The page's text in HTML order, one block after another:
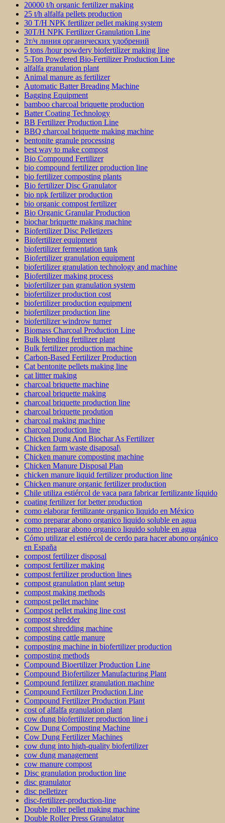
20000 t/h organic fertilizer making
25 t/h alfalfa pellets production
30 T/H NPK fertilizer pellet making system
30T/H NPK Fertilizer Granulation Line
3т/ч линия органических удобрений
5 tons /hour powdery biofertilizer making line
5-Ton Powdered Bio-Fertilizer Production Line
alfalfa granulation plant
Animal manure as fertilizer
Automatic Batter Breading Machine
Bagging Equipment
bamboo charcoal briquette production
Batter Coating Technology
BB Fertilizer Production Line
BBQ charcoal briquette making machine
bentonite granule processing
best way to make compost
Bio Compound Fertilizer
bio compound fertilizer production line
bio fertilizer composting plants
Bio fertilizer Disc Granulator
bio npk fertilizer production
bio organic compost fertilizer
Bio Organic Granular Production
biochar briquette making machine
Biofertilizer Disc Pelletizers
Biofertilizer equipment
biofertilizer fermentation tank
Biofertilizer granulation equipment
biofertilizer granulation technology and machine
Biofertilizer making process
biofertilizer pan granulation system
biofertilizer production cost
biofertilizer production equipment
biofertilizer production line
biofertilizer windrow turner
Biomass Charcoal Production Line
Bulk blending fertilizer plant
Bulk fertilizer production machine
Carbon-Based Fertilizer Production
Cat bentonite pellets making line
cat littter making
charcoal briquette machine
charcoal briquette making
charcoal briquette production line
charcoal briquette prodution
charcoal making machine
charcoal production line
Chicken Dung And Biochar As Fertilizer
Chicken farm waste disaposal\
Chicken manure composting machine
Chicken Manure Disposal Plan
chicken manure liquid fertilizer production line
Chicken manure organic fertilizer production
Chile utiliza estiércol de vaca para fabricar fertilizante líquido
coating fertilizer for better production
como elaborar fertilizante organico liquido en México
como preparar abono organico liquido soluble en agua
como preparar abono organico liquido soluble en agua
Cómo utilizar el estiércol de cerdo para hacer abono orgánico
en España
compost fertilizer disposal
compost fertilizer making
compost fertilizer production lines
compost granulation plant setup
compost making methods
compost pellet machine
Compost pellet making line cost
compost shredder
compost shredding machine
composting cattle manure
composting machine in biofertilizer production
composting methods
Compound Bioertilizer Production Line
Compound Biofertilizer Manufacturing Plant
Compound fertilizer granulation machine
Compound Fertilizer Production Line
Compound Fertilizer Production Plant
cost of alfalfa granulation plant
cow dung biofertilizer production line i
Cow Dung Composting Machine
Cow Dung Fertilizer Machines
cow dung into high-quality biofertilizer
cow dung management
cow manure compost
Disc granulation production line
disc granulator
disc pelletizer
disc-fertilizer-production-line
Double roller pellet making machine
Double Roller Press Granulator